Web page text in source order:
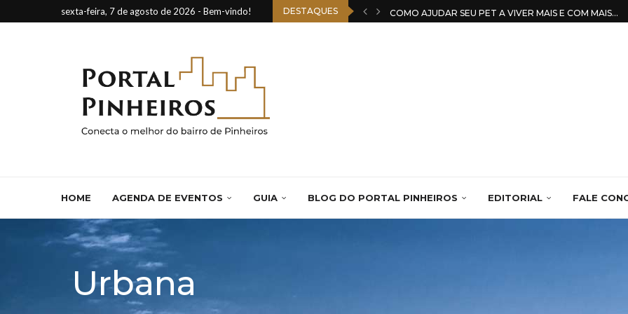
sexta-feira, 7 de agosto de 2026 - Bem-vindo! DESTAQUES COMO AJUDAR SEU PET A VIVER MAIS E COM MAIS...
HOME AGENDA DE EVENTOS GUIA BLOG DO PORTAL PINHEIROS EDITORIAL FALE
Urbana